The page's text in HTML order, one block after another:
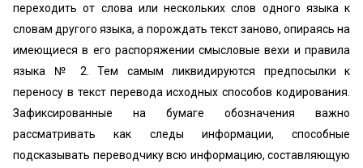
переходить от слова или нескольких слов одного языка к
словам другого языка, а порождать текст заново, опираясь на
имеющиеся в его распоряжении смысловые вехи и правила
языка № 2. Тем самым ликвидируются предпосылки к
переносу в текст перевода исходных способов кодирования.
Зафиксированные на бумаге обозначения важно
рассматривать как следы информации, способные
подсказывать переводчику всю информацию, составляющую